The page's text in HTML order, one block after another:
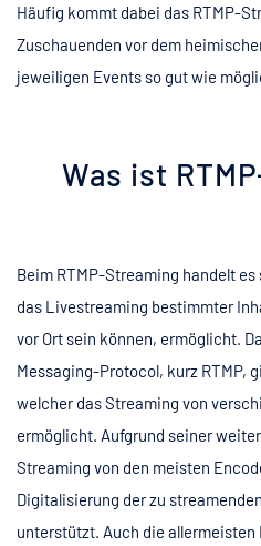
Häufig kommt dabei das RTMP-
Zuschauenden vor dem
jeweiligen Events so gut wie
Was ist
Beim RTMP-Streaming handelt
das Livestreaming bestimmter
vor Ort sein können, ermöglicht.
Messaging-Protocol, kurz RTMP,
welcher das Streaming von
ermöglicht. Aufgrund seiner
Streaming von den meisten
Digitalisierung der zu
unterstützt. Auch die allermeisten